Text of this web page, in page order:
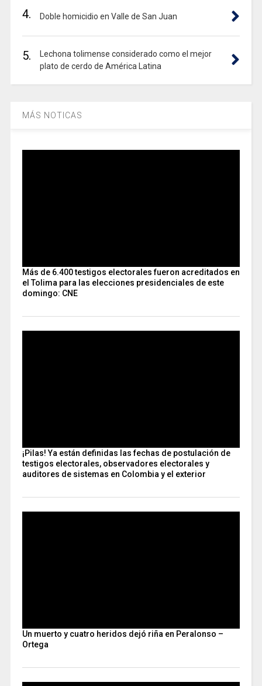
4. Doble homicidio en Valle de San Juan
5.
Lechona tolimense considerado como el mejor
plato de cerdo de América Latina
MÁS NOTICAS
Más de 6.400 testigos electorales fueron acreditados en
el Tolima para las elecciones presidenciales de este
domingo: CNE
¡Pilas! Ya están definidas las fechas de postulación de
testigos electorales, observadores electorales y
auditores de sistemas en Colombia y el exterior
Un muerto y cuatro heridos dejó riña en Peralonso –
Ortega